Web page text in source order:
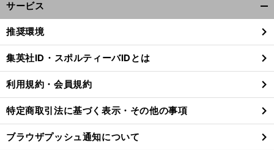
サービス
閉
る
推奨環境
集英社ID・スポルティーバIDとは
利用規約・会員規約
特定商取引法に基づく表示・その他の事項
ブラウザプッシュ通知について